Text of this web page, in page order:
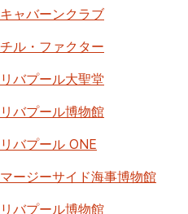
キャバーンクラブ
チル・ファクター
リバプール大聖堂
リバプール博物館
リバプール ONE
マージーサイド海事博物館
リバプール博物館